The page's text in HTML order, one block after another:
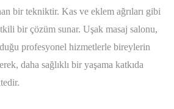
bir tekniktir. Kas ve eklem ağrıları gibi
bir çözüm sunar. Uşak masaj salonu,
profesyonel hizmetlerle bireylerin
daha sağlıklı bir yaşama katkıda